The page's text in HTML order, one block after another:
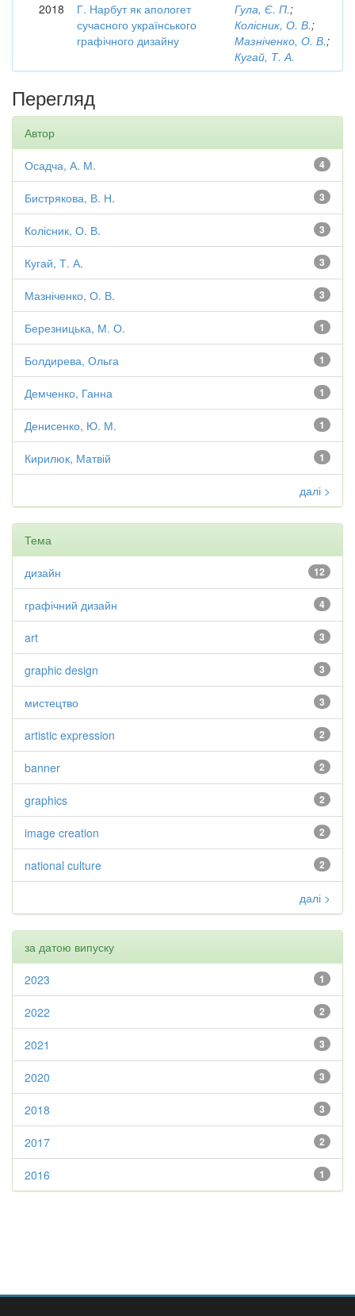
2018
Г. Нарбут як апологет
сучасного українського
графічного дизайну
Гула, Є. П.;
Колісник, О. В.;
Мазніченко, О. В.;
Кугай, Т. А.
Перегляд
Автор
4
Осадча, А. М.
3
Бистрякова, В. Н.
3
Колісник, О. В.
3
Кугай, Т. А.
3
Мазніченко, О. В.
1
Березницька, М. О.
1
Болдирева, Ольга
1
Демченко, Ганна
1
Денисенко, Ю. М.
1
Кирилюк, Матвій
далі >
Тема
12
дизайн
4
графічний дизайн
3
art
3
graphic design
3
мистецтво
2
artistic expression
2
banner
2
graphics
2
image creation
2
national culture
далі >
за датою випуску
1
2023
2
2022
3
2021
3
2020
3
2018
2
2017
1
2016